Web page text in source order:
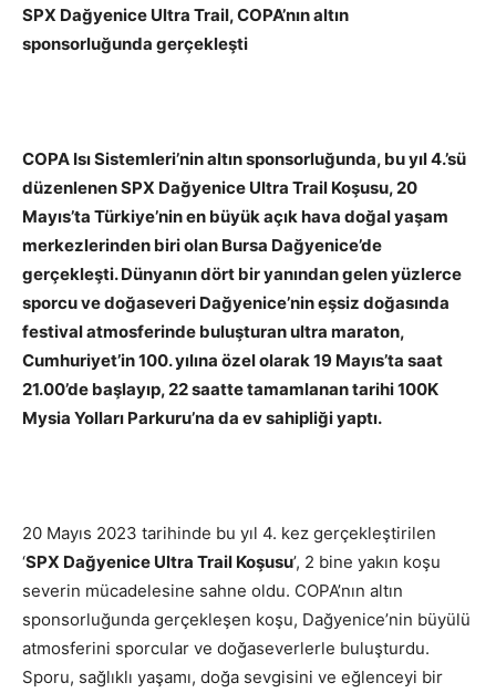
SPX Dağyenice Ultra Trail, COPA’nın altın
sponsorluğunda gerçekleşti
COPA Isı Sistemleri’nin altın sponsorluğunda, bu yıl 4.’sü
düzenlenen SPX Dağyenice Ultra Trail Koşusu, 20
Mayıs’ta Türkiye’nin en büyük açık hava doğal yaşam
merkezlerinden biri olan Bursa Dağyenice’de
gerçekleşti. Dünyanın dört bir yanından gelen yüzlerce
sporcu ve doğaseveri Dağyenice’nin eşsiz doğasında
festival atmosferinde buluşturan ultra maraton,
Cumhuriyet’in 100. yılına özel olarak 19 Mayıs’ta saat
21.00’de başlayıp, 22 saatte tamamlanan tarihi 100K
Mysia Yolları Parkuru’na da ev sahipliği yaptı.
20 Mayıs 2023 tarihinde bu yıl 4. kez gerçekleştirilen
‘SPX Dağyenice Ultra Trail Koşusu’, 2 bine yakın koşu
severin mücadelesine sahne oldu. COPA’nın altın
sponsorluğunda gerçekleşen koşu, Dağyenice’nin büyülü
atmosferini sporcular ve doğaseverlerle buluşturdu.
Sporu, sağlıklı yaşamı, doğa sevgisini ve eğlenceyi bir